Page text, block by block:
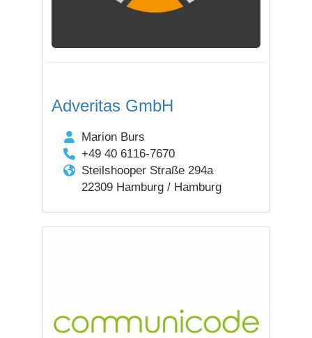
Adveritas GmbH
Marion Burs
+49 40 6116-7670
Steilshooper Straße 294a
22309 Hamburg / Hamburg